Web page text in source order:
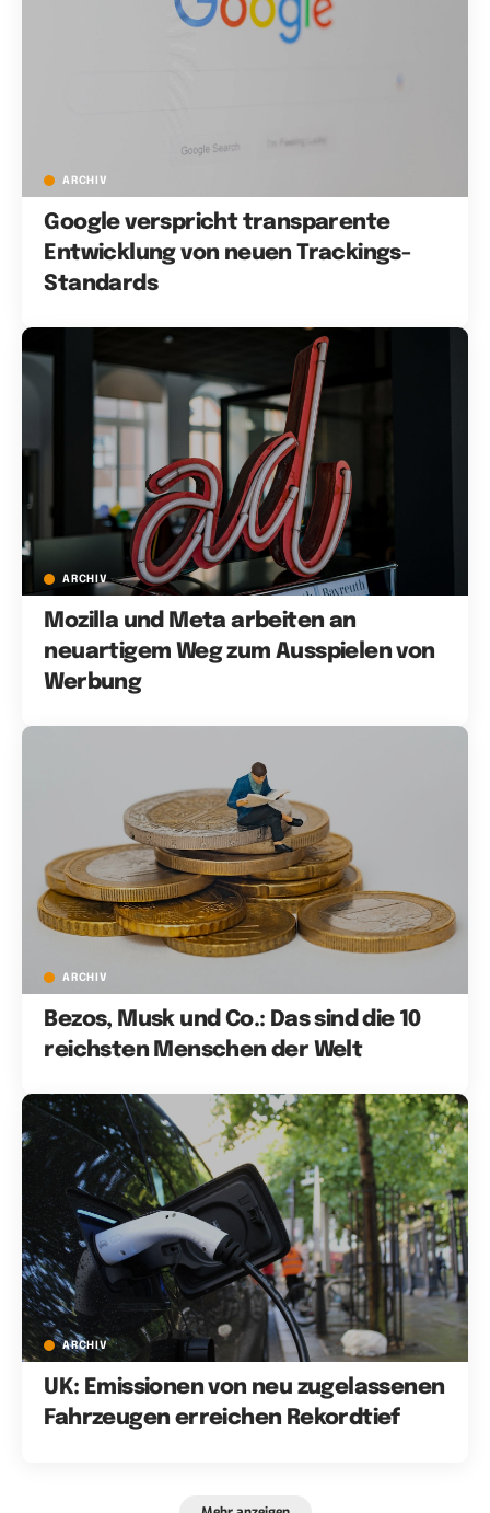
ARCHIV
Google verspricht transparente
Entwicklung von neuen Trackings-
Standards
ARCHIV
Mozilla und Meta arbeiten an
neuartigem Weg zum Ausspielen von
Werbung
ARCHIV
Bezos, Musk und Co.: Das sind die 10
reichsten Menschen der Welt
ARCHIV
UK: Emissionen von neu zugelassenen
Fahrzeugen erreichen Rekordtief